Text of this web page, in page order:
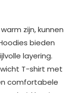
zijn, kunnen
bieden
layering.
T-shirt met
comfortabele